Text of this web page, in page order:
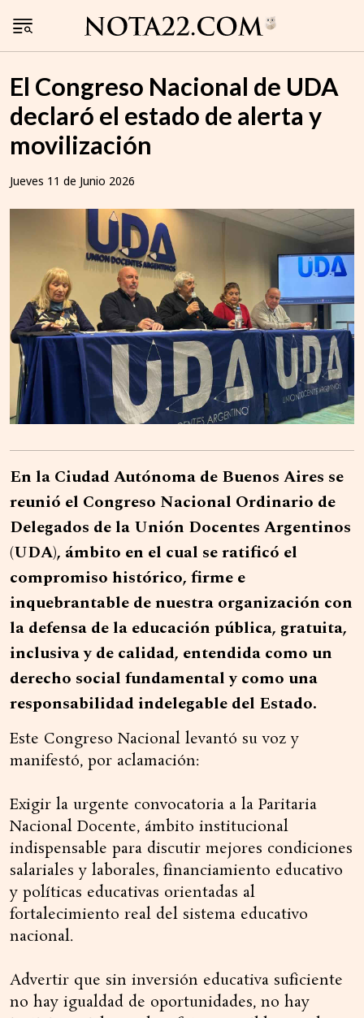
El Congreso Nacional de UDA
declaró el estado de alerta y
movilización
Jueves 11 de Junio 2026
En la Ciudad Autónoma de Buenos Aires se
reunió el Congreso Nacional Ordinario de
Delegados de la Unión Docentes Argentinos
(UDA), ámbito en el cual se ratificó el
compromiso histórico, firme e
inquebrantable de nuestra organización con
la defensa de la educación pública, gratuita,
inclusiva y de calidad, entendida como un
derecho social fundamental y como una
responsabilidad indelegable del Estado.
Este Congreso Nacional levantó su voz y
manifestó, por aclamación:
Exigir la urgente convocatoria a la Paritaria
Nacional Docente, ámbito institucional
indispensable para discutir mejores condiciones
salariales y laborales, financiamiento educativo
y políticas educativas orientadas al
fortalecimiento real del sistema educativo
nacional.
Advertir que sin inversión educativa suficiente
no hay igualdad de oportunidades, no hay